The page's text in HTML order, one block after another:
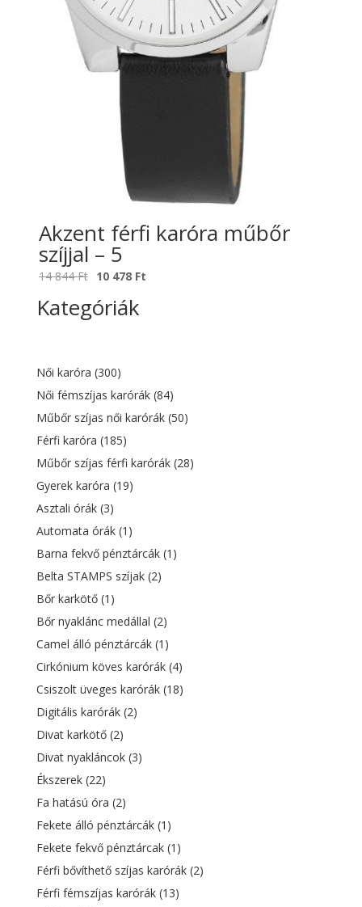
Akzent férfi karóra műbőr
szíjjal – 5
14 844Ft Original
was:
10 478 Ft
Kategóriák
Női karóra (300)
Női fémszíjas karórák (84)
Műbőr szíjas női karórák (50)
Férfi karóra (185)
Műbőr szíjas férfi karórák (28)
Gyerek karóra (19)
Asztali órák (3)
Automata órák (1)
Barna fekvő pénztárcák (1)
Belta STAMPS szíjak (2)
Bőr karkötő (1)
Bőr nyaklánc medállal (2)
Camel álló pénztárcák (1)
Cirkónium köves karórák (4)
Csiszolt üveges karórák (18)
Digitális karórák (2)
Divat karkötő (2)
Divat nyakláncok (3)
Ékszerek (22)
Fa hatású óra (2)
Fekete álló pénztárcák (1)
Fekete fekvő pénztárcak (1)
Férfi bővíthető szíjas karórák (2)
Férfi fémszíjas karórák (13)